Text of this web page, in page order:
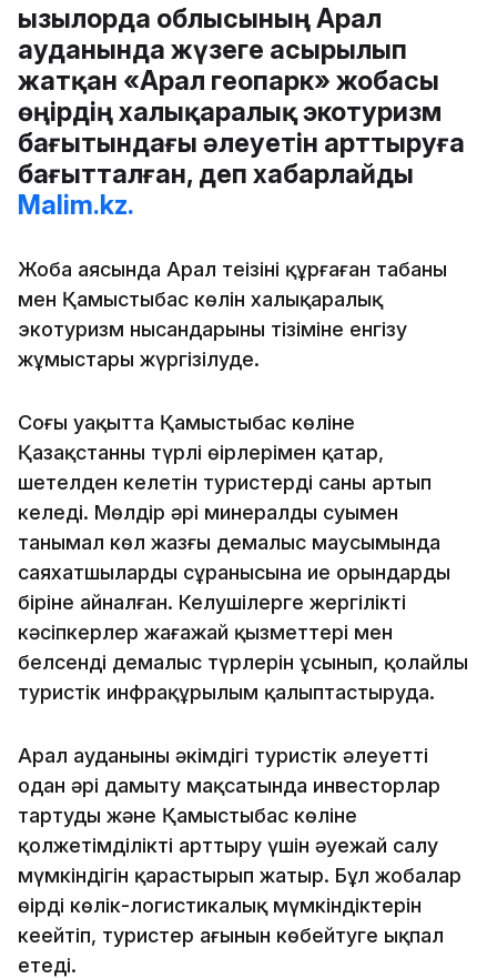
Қызылорда облысының Арал
ауданында жүзеге асырылып
жатқан «Арал геопарк» жобасы
өңірдің халықаралық экотуризм
бағытындағы әлеуетін арттыруға
бағытталған, деп хабарлайды
Malim.kz.
Жоба аясында Арал теңізінің құрғаған табаны
мен Қамыстыбас көлін халықаралық
экотуризм нысандарының тізіміне енгізу
жұмыстары жүргізілуде.
Соңғы уақытта Қамыстыбас көліне
Қазақстанның түрлі өңірлерімен қатар,
шетелден келетін туристердің саны артып
келеді. Мөлдір әрі минералды суымен
танымал көл жазғы демалыс маусымында
саяхатшылардың сұранысына ие орындардың
біріне айналған. Келушілерге жергілікті
кәсіпкерлер жағажай қызметтері мен
белсенді демалыс түрлерін ұсынып, қолайлы
туристік инфрақұрылым қалыптастыруда.
Арал ауданының әкімдігі туристік әлеуетті
одан әрі дамыту мақсатында инвесторлар
тартуды және Қамыстыбас көліне
қолжетімділікті арттыру үшін әуежай салу
мүмкіндігін қарастырып жатыр. Бұл жобалар
өңірдің көлік-логистикалық мүмкіндіктерін
кеңейтіп, туристер ағынын көбейтуге ықпал
етеді.